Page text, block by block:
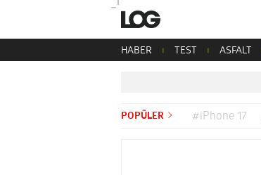
HABER TEST ASFALT
POPÜLER #iPhone 17